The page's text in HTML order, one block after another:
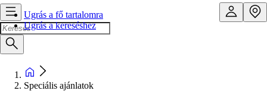
Ugrás a fő tartalomra
Ugrás a kereséshez
Speciális ajánlatok